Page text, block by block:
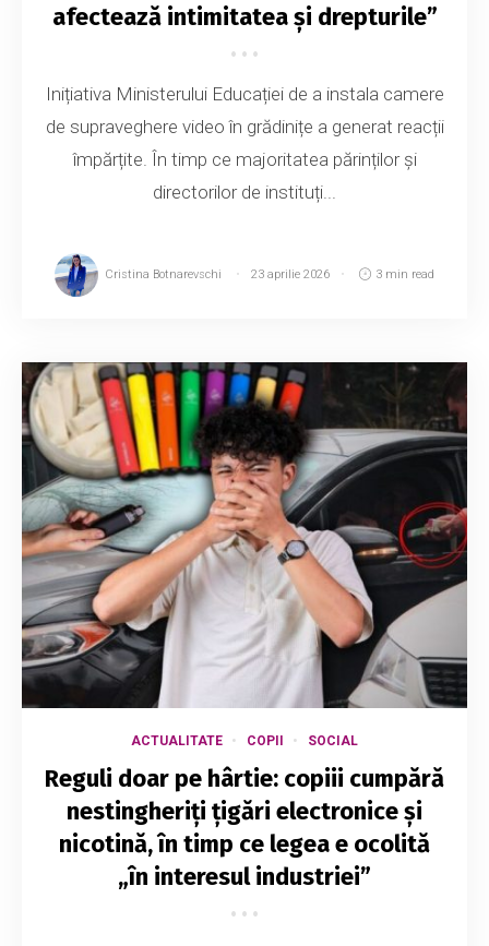
afectează intimitatea și drepturile”
Inițiativa Ministerului Educației de a instala camere
de supraveghere video în grădinițe a generat reacții
împărțite. În timp ce majoritatea părinților și
directorilor de instituți...
Cristina Botnarevschi 23 aprilie 2026 3 min read
ACTUALITATE COPII SOCIAL
Reguli doar pe hârtie: copiii cumpără
nestingheriți țigări electronice și
nicotină, în timp ce legea e ocolită
„în interesul industriei”